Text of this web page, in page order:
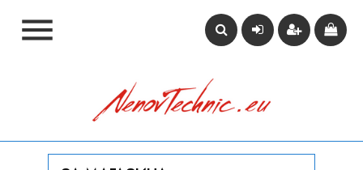
